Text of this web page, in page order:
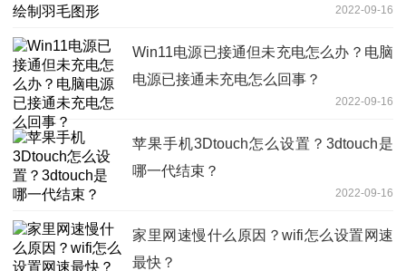
2022-09-16
Win11电源已接通但未充电怎么办？电脑
电源已接通未充电怎么回事？
2022-09-16
苹果手机3Dtouch怎么设置？3dtouch是
哪一代结束？
2022-09-16
家里网速慢什么原因？wifi怎么设置网速
最快？